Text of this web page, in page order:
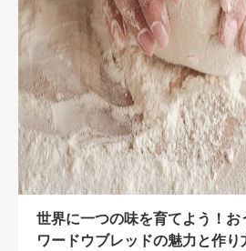
世界に一つの味を育てよう！お
ワードウブレッドの魅力と作り